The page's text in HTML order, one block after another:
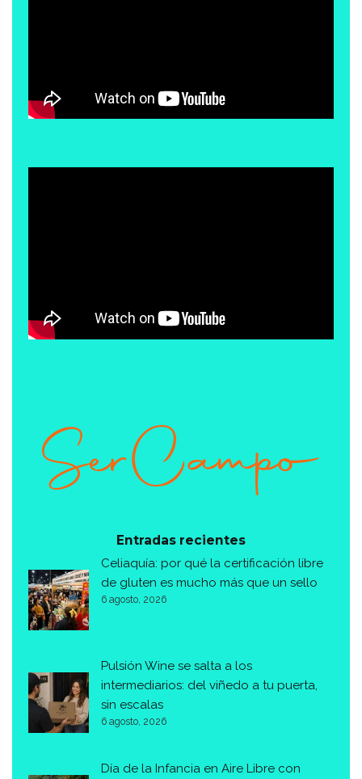
Entradas recientes
Celiaquía: por qué la certificación libre
de gluten es mucho más que un sello
6 agosto, 2026
Pulsión Wine se salta a los
intermediarios: del viñedo a tu puerta,
sin escalas
6 agosto, 2026
Día de la Infancia en Aire Libre con